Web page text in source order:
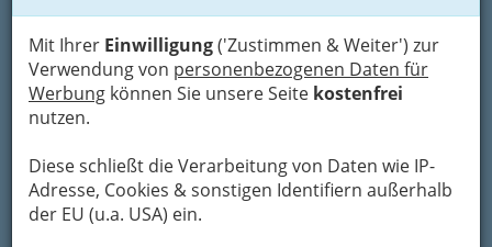
Mit Ihrer Einwilligung('Zustimmen & Weiter') zur
Verwendung von personenbezogenen Daten für
Werbung können Sie unsere Seite kostenfrei
nutzen.
Diese schließt die Verarbeitung von Daten wie IP-
Adresse, Cookies & sonstigen Identifiern außerhalb
der EU (u.a. USA) ein.
Karte
Kontaktaufnahme